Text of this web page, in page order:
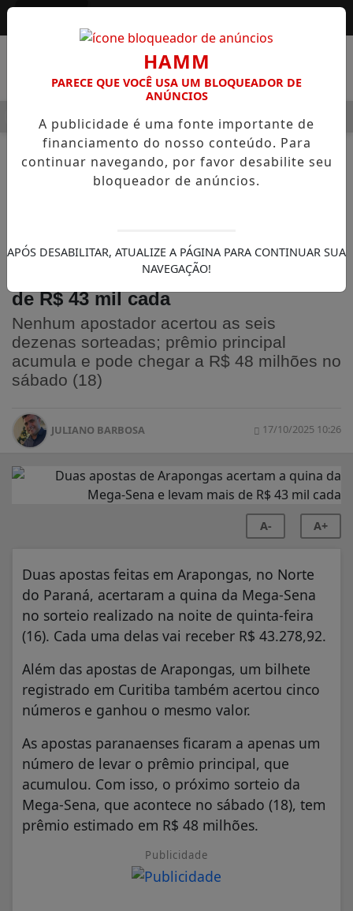
OSVALDO PEDRO DOS SANTOS, O “NEGUINHO DA
MENU
Duas apostas de Arapongas acertam
a quina da Mega-Sena e levam mais
de R$ 43 mil cada
Nenhum apostador acertou as seis
dezenas sorteadas; prêmio principal
acumula e pode chegar a R$ 48 milhões no
sábado (18)
JULIANO BARBOSA 17/10/2025 10:26
A- A+
Duas apostas feitas em Arapongas, no Norte
do Paraná, acertaram a quina da Mega-Sena
no sorteio realizado na noite de quinta-feira
(16). Cada uma delas vai receber R$ 43.278,92.
Além das apostas de Arapongas, um bilhete
registrado em Curitiba também acertou cinco
números e ganhou o mesmo valor.
As apostas paranaenses ficaram a apenas um
número de levar o prêmio principal, que
acumulou. Com isso, o próximo sorteio da
Mega-Sena, que acontece no sábado (18), tem
prêmio estimado em R$ 48 milhões.
Publicidade
HAMM
PARECE QUE VOCÊ USA UM BLOQUEADOR DE
ANÚNCIOS
A publicidade é uma fonte importante de
financiamento do nosso conteúdo. Para
continuar navegando, por favor desabilite seu
bloqueador de anúncios.
APÓS DESABILITAR, ATUALIZE A PÁGINA PARA CONTINUAR SUA
NAVEGAÇÃO!